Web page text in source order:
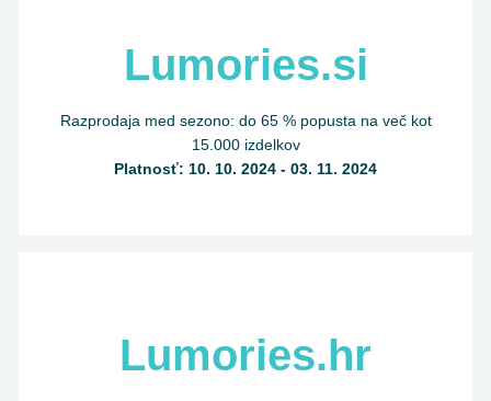
Lumories.si
Razprodaja med sezono: do 65 % popusta na več kot
15.000 izdelkov
Platnosť: 10. 10. 2024 - 03. 11. 2024
Lumories.hr